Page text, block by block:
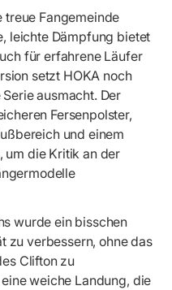
treue Fangemeinde
leichte Dämpfung bietet
für erfahrene Läufer
setzt HOKA noch
ausmacht. Der
Fersenpolster,
und einem
die Kritik an der
wurde ein bisschen
zu verbessern, ohne das
Clifton zu
weiche Landung, die